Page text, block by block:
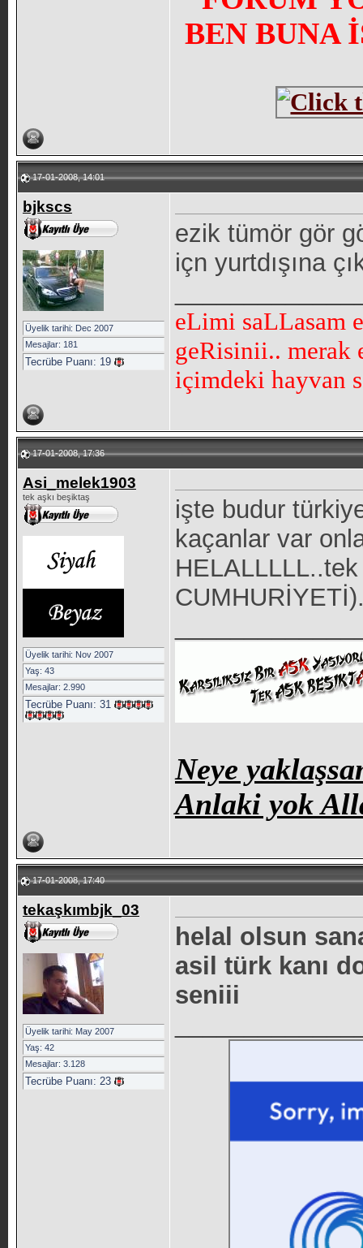
BEN BUNA
17-01-2008, 14:01
bjkscs
Üyelik tarihi: Dec 2007
Mesajlar: 181
Tecrübe Puanı: 19
ezik tümör gör
içn yurtdışına
eLimi saLLasam
geRisinii.. merak
içimdeki hayvan
17-01-2008, 17:36
Asi_melek1903
tek aşkı beşiktaş
Üyelik tarihi: Nov 2007
Yaş: 43
Mesajlar: 2.990
Tecrübe Puanı: 31
işte budur
kaçanlar var
Neye
Anlaki yok
17-01-2008, 17:40
tekaşkımbjk_03
Üyelik tarihi: May 2007
Yaş: 42
Mesajlar: 3.128
Tecrübe Puanı: 23
helal olsun
asil türk kanı
seniii